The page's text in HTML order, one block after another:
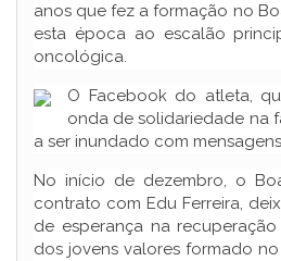
anos que fez a formação no
esta época ao escalão
oncológica.
O Facebook do atleta,
onda de solidariedade na
a ser inundado com
No início de dezembro, o
contrato com Edu Ferreira,
de esperança na
dos jovens valores formado